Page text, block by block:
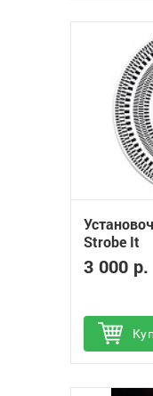
Strobe It
3 000 р.